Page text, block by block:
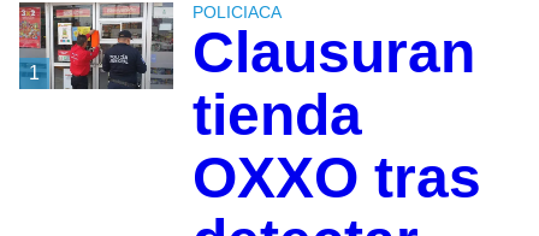
1
POLICIACA
Clausuran
tienda
OXXO tras